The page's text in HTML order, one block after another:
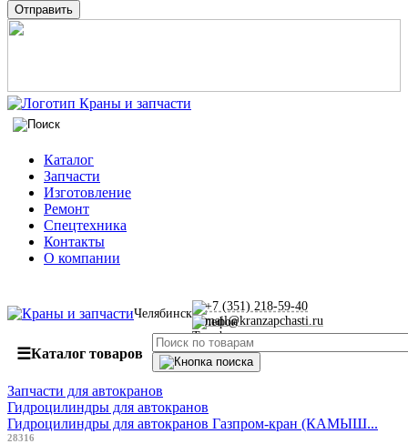
Отправить
Каталог
Запчасти
Изготовление
Ремонт
Спецтехника
Контакты
О компании
Челябинск
+7 (351) 218-59-40
mail@kranzapchasti.ru
☰Каталог товаров
Запчасти для автокранов
Гидроцилиндры для автокранов
Гидроцилиндры для автокранов Газпром-кран (КАМЫШ...
28316